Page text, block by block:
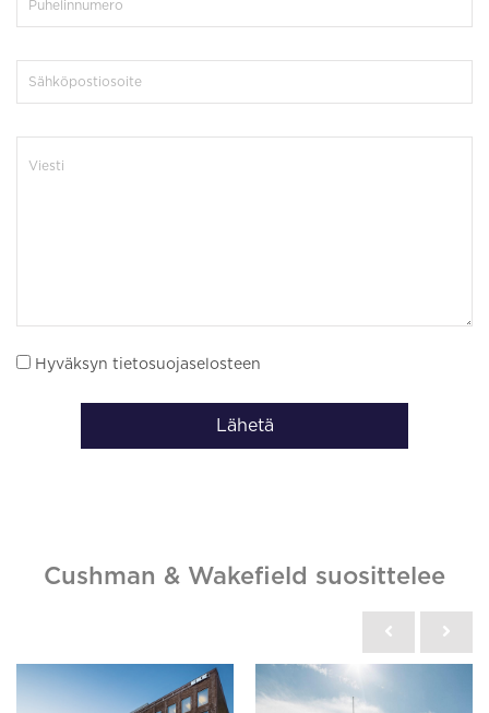
Hyväksyn tietosuojaselosteen
Lähetä
Cushman & Wakefield suosittelee